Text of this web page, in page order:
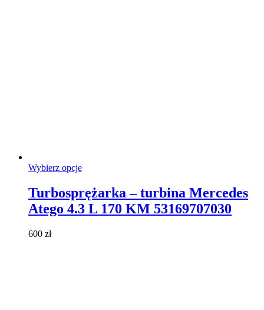
Wybierz opcjeTen
wiele
wariantów.
Turbosprężarka – turbina Mercedes
Atego 4.3 L 170 KM 53169707030
600 zł